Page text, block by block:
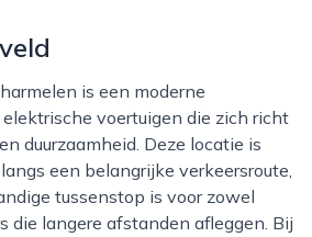
voertuigen die zich richt
duurzaamheid. Deze locatie is
een belangrijke verkeersroute,
tussenstop is voor zowel
die langere afstanden afleggen. Bij